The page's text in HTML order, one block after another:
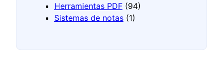
Herramientas PDF (94)
Sistemas de notas (1)